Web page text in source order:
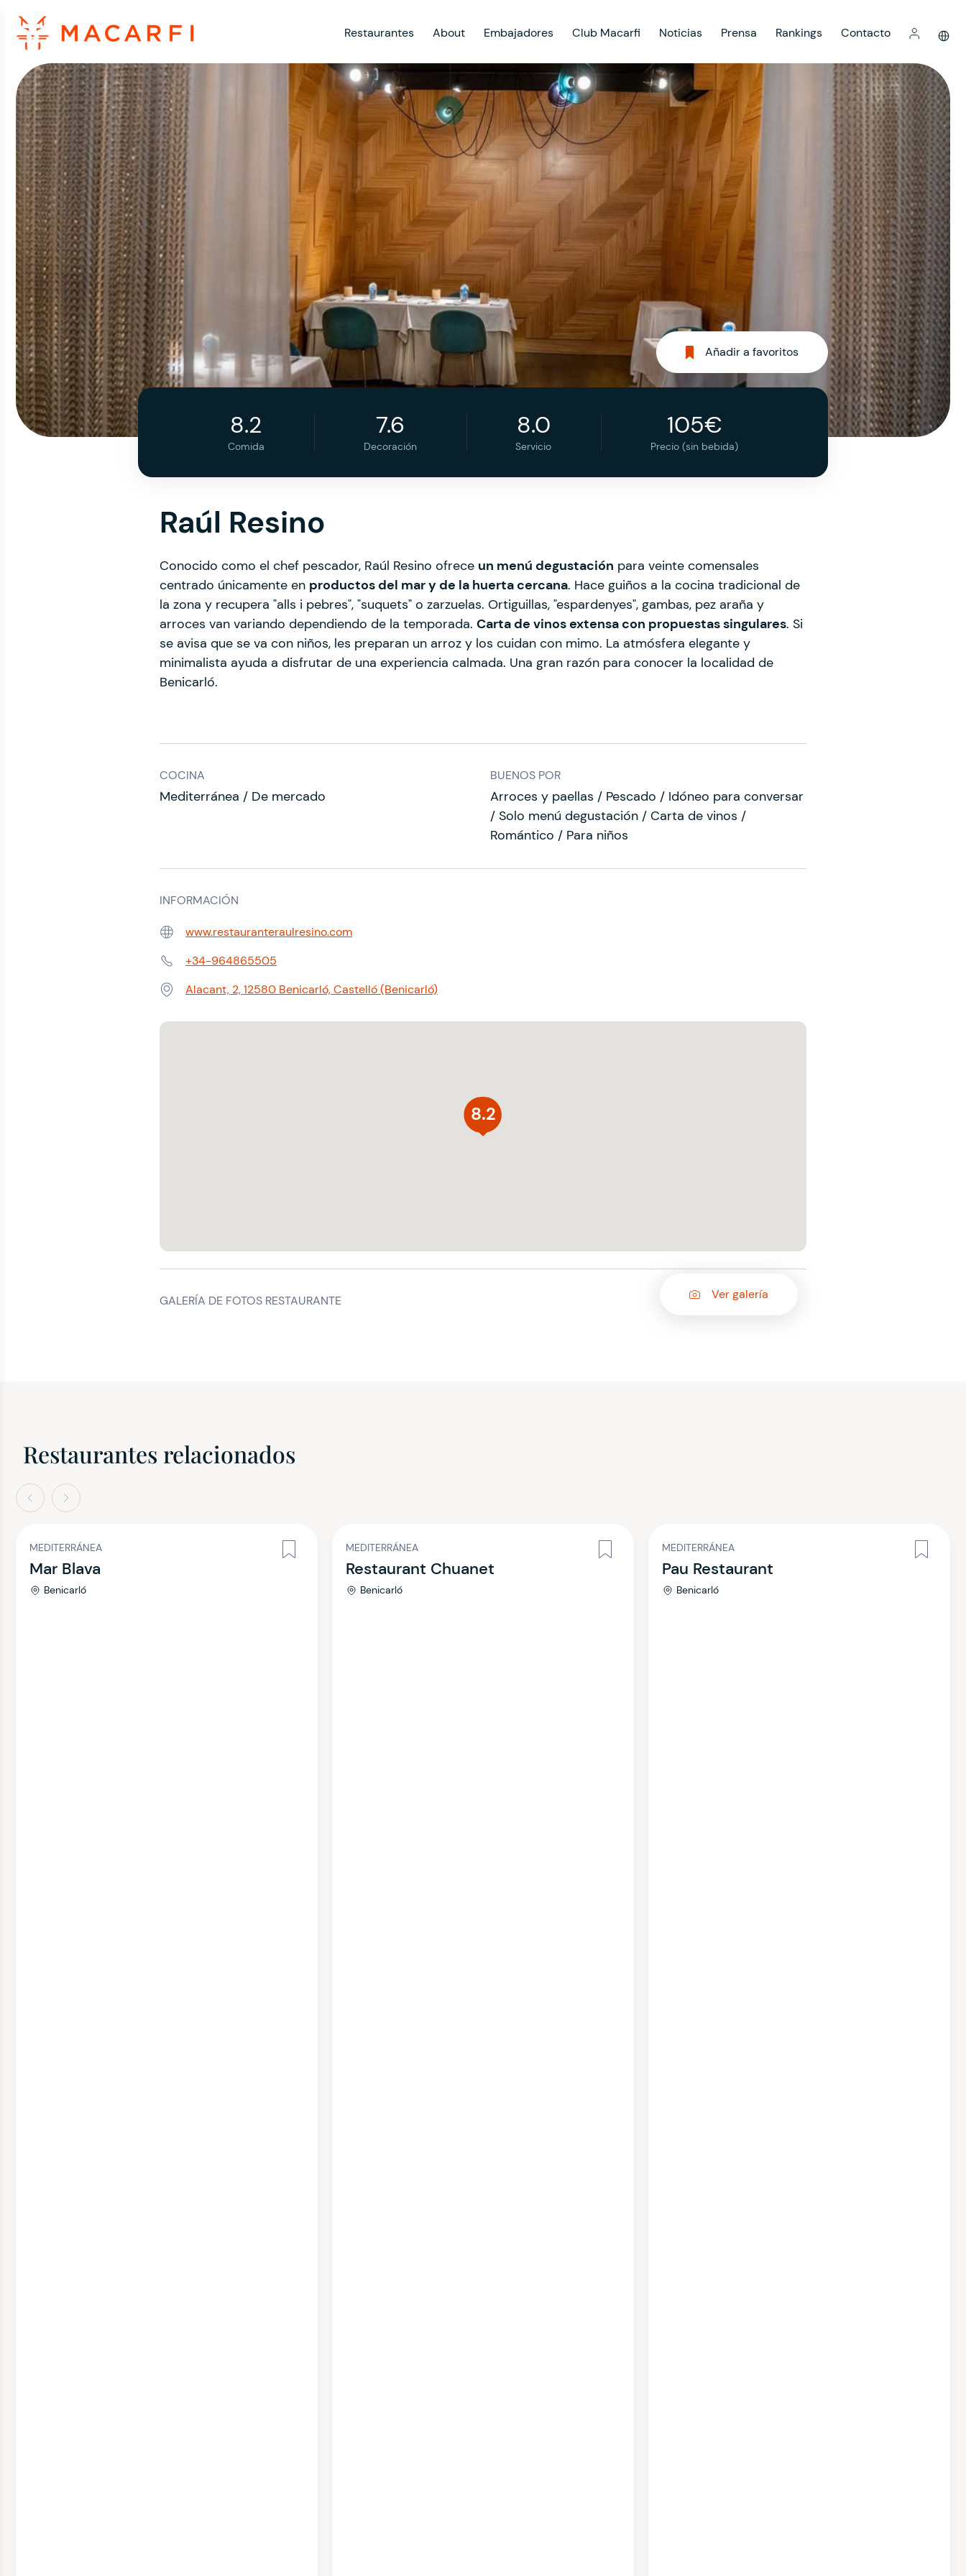
Restaurantes About Embajadores Club Macarfi Noticias Prensa Rankings Contacto
Añadir a favoritos
8.2
Comida
7.6
Decoración
8.0
Servicio
105€
Precio (sin bebida)
Raúl Resino
Conocido como el chef pescador, Raúl Resino ofrece un menú degustación para veinte comensales
centrado únicamente en productos del mar y de la huerta cercana. Hace guiños a la cocina tradicional de
la zona y recupera "alls i pebres", "suquets" o zarzuelas. Ortiguillas, "espardenyes", gambas, pez araña y
arroces van variando dependiendo de la temporada. Carta de vinos extensa con propuestas singulares. Si
se avisa que se va con niños, les preparan un arroz y los cuidan con mimo. La atmósfera elegante y
minimalista ayuda a disfrutar de una experiencia calmada. Una gran razón para conocer la localidad de
Benicarló.
COCINA
Mediterránea / De mercado
BUENOS POR
Arroces y paellas / Pescado / Idóneo para conversar
/ Solo menú degustación / Carta de vinos /
Romántico / Para niños
INFORMACIÓN
Web: www.restauranteraulresino.com
Teléfono:+34-964865505
Dirección:Alacant, 2, 12580 Benicarló, Castelló (Benicarló)
8.2
GALERÍA DE FOTOS RESTAURANTE Ver galería
Restaurantes relacionados
Siguiente
MEDITERRÁNEA
Mar Blava
Benicarló
MEDITERRÁNEA
Restaurant Chuanet
Benicarló
MEDITERRÁNEA
Pau Restaurant
Benicarló